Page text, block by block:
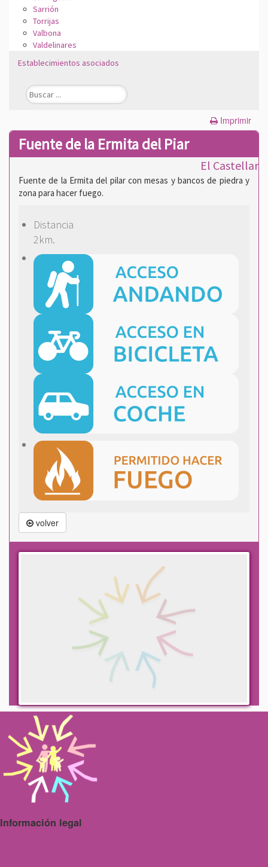
Sarrión
Torrijas
Valbona
Valdelinares
Establecimientos asociados
Imprimir
Fuente de la Ermita del Piar
El Castellar
Fuente de la Ermita del pilar con mesas y bancos de piedra y
zona para hacer fuego.
Distancia
2km.
volver
Información legal